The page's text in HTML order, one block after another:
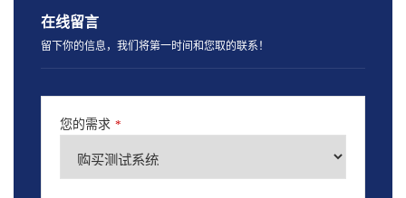
在线留言
留下你的信息，我们将第一时间和您取的联系！
您的需求 *